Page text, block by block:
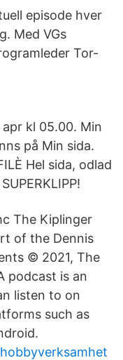
episode hver
Med VGs
Tor-
apr kl 05.00. Min
på Min sida.
Hel sida, odlad
The Kiplinger
of the Dennis
© 2021, The
podcast is an
listen to on
such as